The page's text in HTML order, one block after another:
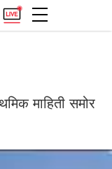
माहिती समोर